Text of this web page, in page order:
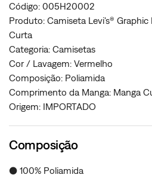
Código: 005H20002
Produto: Camiseta Levi's®
Curta
Categoria: Camisetas
Cor / Lavagem: Vermelho
Composição: Poliamida
Comprimento da Manga: Manga
Origem: IMPORTADO
Composição
● 100% Poliamida